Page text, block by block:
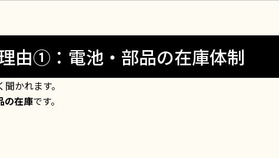
由①：電池・部品の在庫体制
かれます。
の在庫です。